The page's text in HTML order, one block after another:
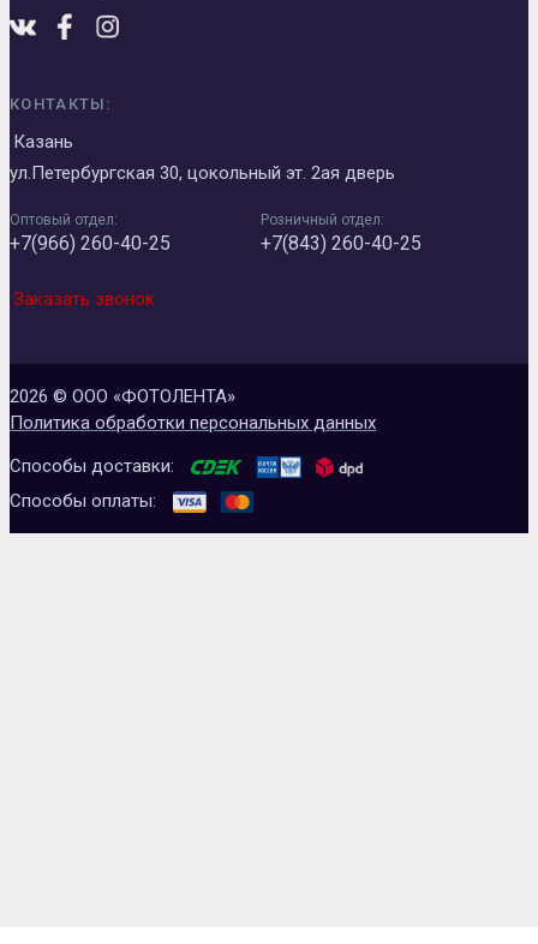
КОНТАКТЫ:
Казань
ул.Петербургская 30, цокольный эт. 2ая дверь
Оптовый отдел:
+7(966) 260-40-25
Розничный отдел:
+7(843) 260-40-25
Заказать звонок
2026 © ООО «ФОТОЛЕНТА»
Политика обработки персональных данных
Способы доставки:
Способы оплаты: